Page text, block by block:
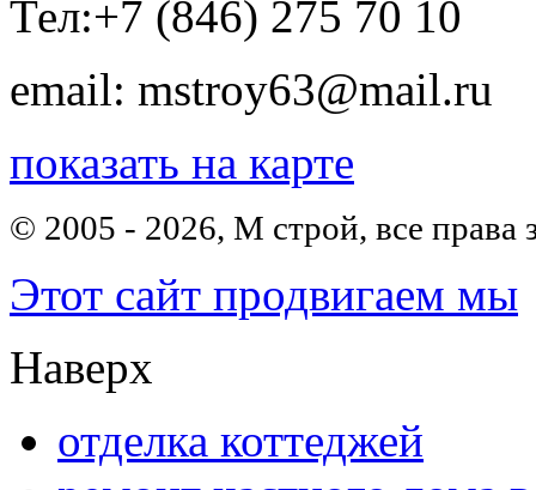
Тел:+7 (846) 275 70 10
email: mstroy63@mail.ru
показать на карте
© 2005 - 2026, М строй, все
Этот сайт продвигаем мы
Наверх
отделка коттеджей